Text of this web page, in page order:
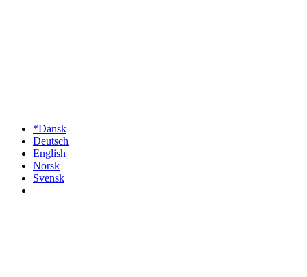
*Dansk
Deutsch
English
Norsk
Svensk